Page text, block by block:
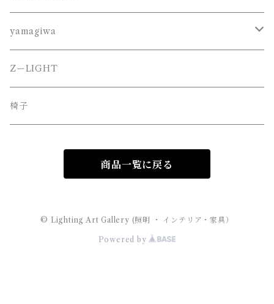
yamagiwa
JAKOBSSON （ヤコブソン）
MAYUHANA （マユハナ）
ZーLIGHT
椅子
商品一覧に戻る
© Lighting Art Gallery (照明 ・ インテリア・家具）
Powered by